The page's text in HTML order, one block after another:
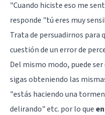
"Cuando hiciste eso me
responde "tú eres muy
Trata de persuadirnos para
cuestión de un error de
Del mismo modo, puede
sigas obteniendo las
"estás haciendo una
delirando" etc. por lo que